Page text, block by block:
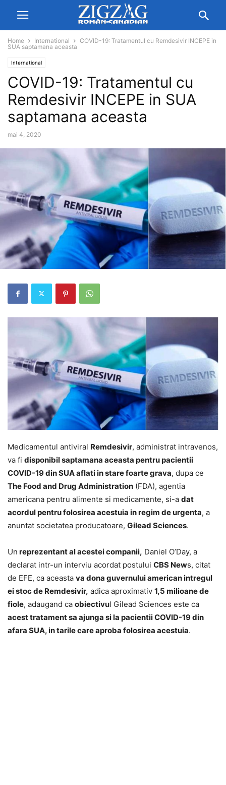
Home International
COVID-19: Tratamentul cu Remdesivir INCEPE in
SUA saptamana aceasta
International
COVID-19: Tratamentul cu
Remdesivir INCEPE in SUA
saptamana aceasta
mai 4, 2020
Medicamentul antiviral Remdesivir, administrat intravenos,
va fi disponibil saptamana aceasta pentru pacientii
COVID-19 din SUA aflati in stare foarte grava, dupa ce
The Food and Drug Administration (FDA), agentia
americana pentru alimente si medicamente, si-a dat
acordul pentru folosirea acestuia in regim de urgenta, a
anuntat societatea producatoare, Gilead Sciences.
Un reprezentant al acestei companii, Daniel O’Day, a
declarat intr-un interviu acordat postului CBS News, citat
de EFE, ca aceasta va dona guvernului american intregul
ei stoc de Remdesivir, adica aproximativ 1,5 milioane de
fiole, adaugand ca obiectivul Gilead Sciences este ca
acest tratament sa ajunga si la pacientii COVID-19 din
afara SUA, in tarile care aproba folosirea acestuia.